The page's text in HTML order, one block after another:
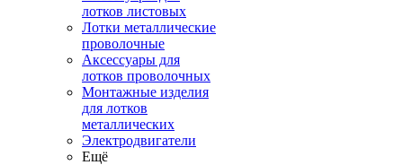
лотков листовых
Лотки металлические
проволочные
Аксессуары для
лотков проволочных
Монтажные изделия
для лотков
металлических
Электродвигатели
Ещё